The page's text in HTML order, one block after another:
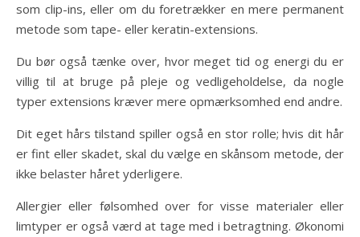
som clip-ins, eller om du foretrækker en mere permanent
metode som tape- eller keratin-extensions.
Du bør også tænke over, hvor meget tid og energi du er
villig til at bruge på pleje og vedligeholdelse, da nogle
typer extensions kræver mere opmærksomhed end andre.
Dit eget hårs tilstand spiller også en stor rolle; hvis dit hår
er fint eller skadet, skal du vælge en skånsom metode, der
ikke belaster håret yderligere.
Allergier eller følsomhed over for visse materialer eller
limtyper er også værd at tage med i betragtning. Økonomi